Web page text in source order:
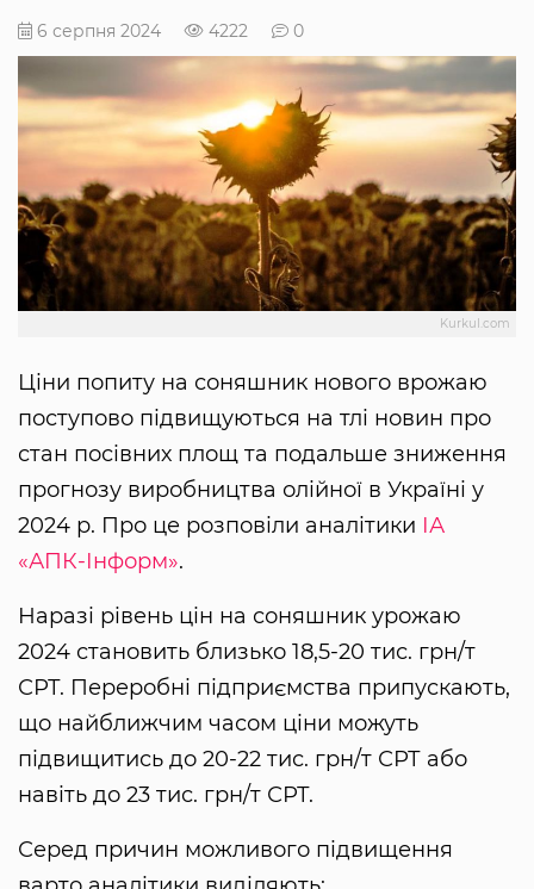
6 серпня 2024 4222 0
Kurkul.com
Ціни попиту на соняшник нового врожаю
поступово підвищуються на тлі новин про
стан посівних площ та подальше зниження
прогнозу виробництва олійної в Україні у
2024 р. Про це розповіли аналітики ІА
«АПК-Інформ».
Наразі рівень цін на соняшник урожаю
2024 становить близько 18,5-20 тис. грн/т
СРТ. Переробні підприємства припускають,
що найближчим часом ціни можуть
підвищитись до 20-22 тис. грн/т СРТ або
навіть до 23 тис. грн/т СРТ.
Серед причин можливого підвищення